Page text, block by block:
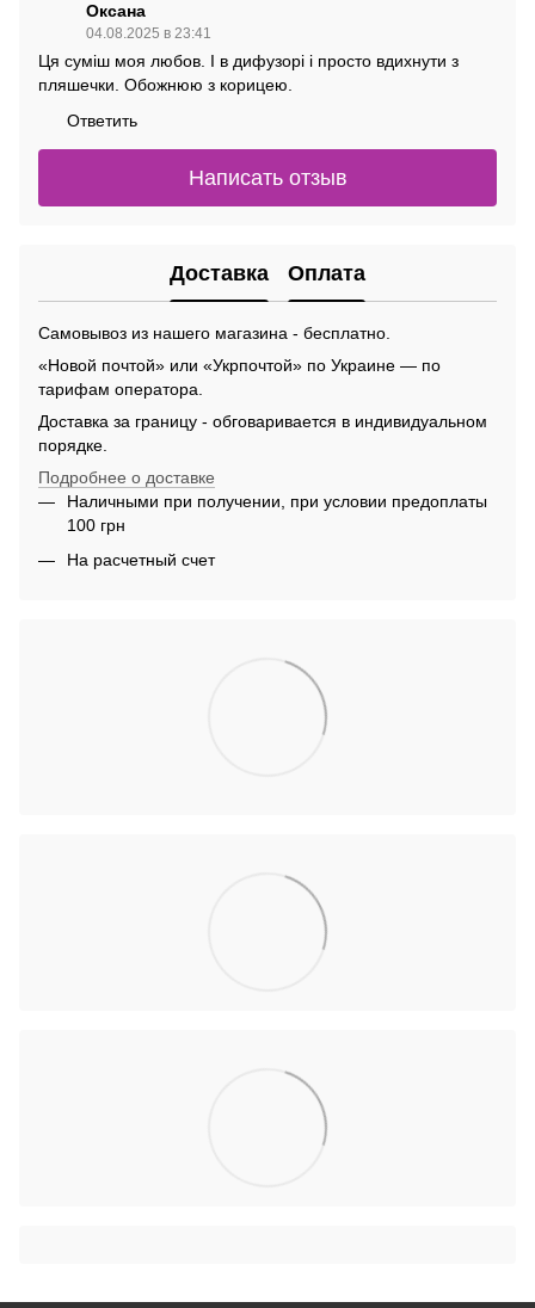
Оксана
04.08.2025 в 23:41
Ця суміш моя любов. І в дифузорі і просто вдихнути з
пляшечки. Обожнюю з корицею.
Ответить
Написать отзыв
Доставка Оплата
Самовывоз из нашего магазина - бесплатно.
«Новой почтой» или «Укрпочтой» по Украине — по
тарифам оператора.
Доставка за границу - обговаривается в индивидуальном
порядке.
Подробнее о доставке
Наличными при получении, при условии предоплаты
100 грн
На расчетный счет